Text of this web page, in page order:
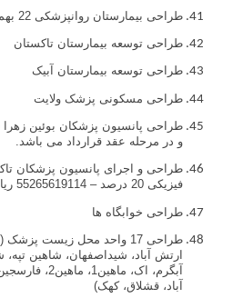
طراحی بیمارستان روانپزشکی 22 بهمن (غزالی)
طراحی توسعه بیمارستان تاکستان
طراحی توسعه بیمارستان آبیک
طراحی مسکونی پزشک ولایت
و در مرحله عقد قرارداد می باشد.
فیزیکی 20 درصد – 55265619114 ريال
طراحی خوابگاه ها
طراحی 17 واحد محل زیست
ارتش آباد، شیداصفهان، شاهین
آبگرم، اک،
آباد، قشلاق، کهک)